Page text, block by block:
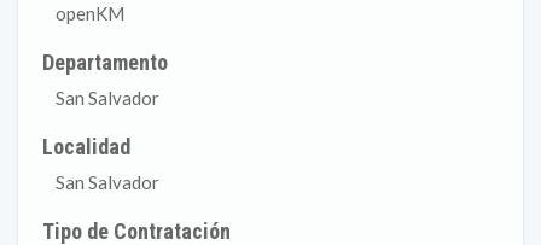
openKM
Departamento
San Salvador
Localidad
San Salvador
Tipo de Contratación